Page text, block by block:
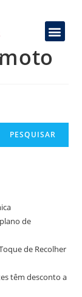
PESQUISAR
de
de Recolher
têm desconto a